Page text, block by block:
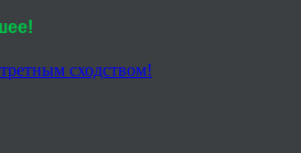
сходством!